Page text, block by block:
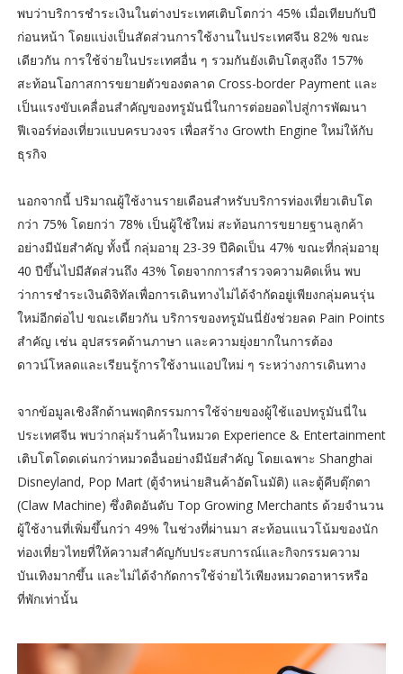
พบว่าบริการชำระเงินในต่างประเทศเติบโตกว่า 45% เมื่อเทียบกับปี
ก่อนหน้า โดยแบ่งเป็นสัดส่วนการใช้งานในประเทศจีน 82% ขณะ
เดียวกัน การใช้จ่ายในประเทศอื่น ๆ รวมกันยังเติบโตสูงถึง 157%
สะท้อนโอกาสการขยายตัวของตลาด Cross-border Payment และ
เป็นแรงขับเคลื่อนสำคัญของทรูมันนี่ในการต่อยอดไปสู่การพัฒนา
ฟีเจอร์ท่องเที่ยวแบบครบวงจร เพื่อสร้าง Growth Engine ใหม่ให้กับ
ธุรกิจ
นอกจากนี้ ปริมาณผู้ใช้งานรายเดือนสำหรับบริการท่องเที่ยวเติบโต
กว่า 75% โดยกว่า 78% เป็นผู้ใช้ใหม่ สะท้อนการขยายฐานลูกค้า
อย่างมีนัยสำคัญ ทั้งนี้ กลุ่มอายุ 23-39 ปีคิดเป็น 47% ขณะที่กลุ่มอายุ
40 ปีขึ้นไปมีสัดส่วนถึง 43% โดยจากการสำรวจความคิดเห็น พบ
ว่าการชำระเงินดิจิทัลเพื่อการเดินทางไม่ได้จำกัดอยู่เพียงกลุ่มคนรุ่น
ใหม่อีกต่อไป ขณะเดียวกัน บริการของทรูมันนี่ยังช่วยลด Pain Points
สำคัญ เช่น อุปสรรคด้านภาษา และความยุ่งยากในการต้อง
ดาวน์โหลดและเรียนรู้การใช้งานแอปใหม่ ๆ ระหว่างการเดินทาง
จากข้อมูลเชิงลึกด้านพฤติกรรมการใช้จ่ายของผู้ใช้แอปทรูมันนี่ใน
ประเทศจีน พบว่ากลุ่มร้านค้าในหมวด Experience & Entertainment
เติบโตโดดเด่นกว่าหมวดอื่นอย่างมีนัยสำคัญ โดยเฉพาะ Shanghai
Disneyland, Pop Mart (ตู้จำหน่ายสินค้าอัตโนมัติ) และตู้คีบตุ๊กตา
(Claw Machine) ซึ่งติดอันดับ Top Growing Merchants ด้วยจำนวน
ผู้ใช้งานที่เพิ่มขึ้นกว่า 49% ในช่วงที่ผ่านมา สะท้อนแนวโน้มของนัก
ท่องเที่ยวไทยที่ให้ความสำคัญกับประสบการณ์และกิจกรรมความ
บันเทิงมากขึ้น และไม่ได้จำกัดการใช้จ่ายไว้เพียงหมวดอาหารหรือ
ที่พักเท่านั้น